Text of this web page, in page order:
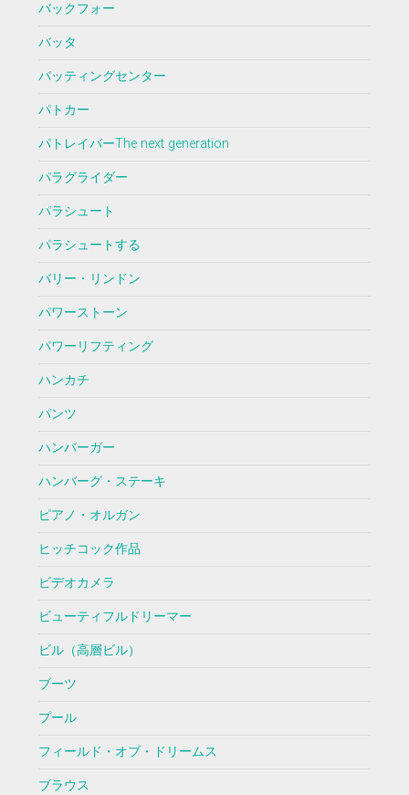
バックフォー
バッタ
バッティングセンター
パトカー
パトレイバーThe next generation
パラグライダー
パラシュート
パラシュートする
バリー・リンドン
パワーストーン
パワーリフティング
ハンカチ
パンツ
ハンバーガー
ハンバーグ・ステーキ
ピアノ・オルガン
ヒッチコック作品
ビデオカメラ
ビューティフルドリーマー
ビル（高層ビル）
ブーツ
プール
フィールド・オブ・ドリームス
ブラウス